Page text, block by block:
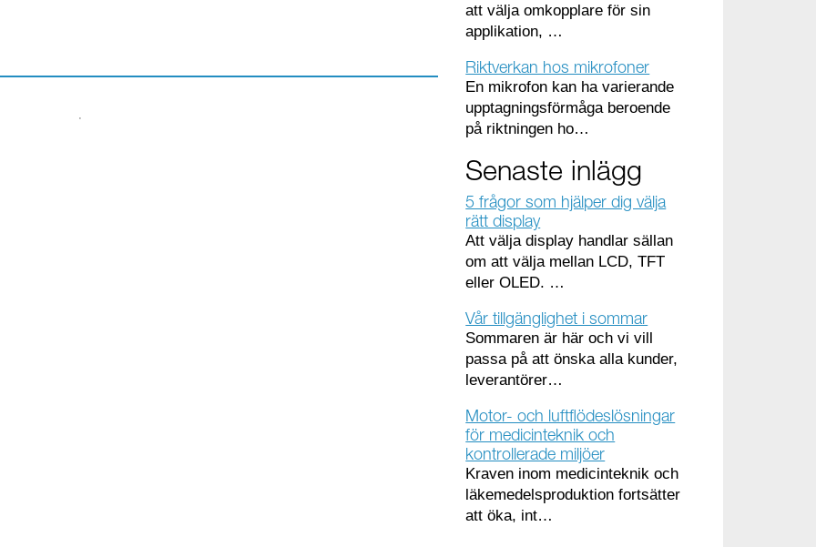
·
att välja omkopplare för sin
applikation, …
Riktverkan hos mikrofoner
En mikrofon kan ha varierande
upptagningsförmåga beroende
på riktningen ho…
Senaste inlägg
5 frågor som hjälper dig välja
rätt display
Att välja display handlar sällan
om att välja mellan LCD, TFT
eller OLED. …
Vår tillgänglighet i sommar
Sommaren är här och vi vill
passa på att önska alla kunder,
leverantörer…
Motor- och luftflödeslösningar
för medicinteknik och
kontrollerade miljöer
Kraven inom medicinteknik och
läkemedelsproduktion fortsätter
att öka, int…